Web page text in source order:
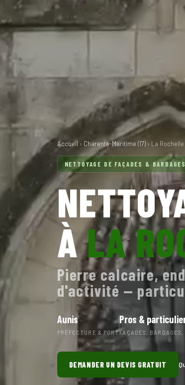
Accueil › Charente-Maritime (17)› La
NETTOYAGE DE FAÇADES &
ÀLA
Pierre calcaire,
d'activité —
Aunis
PRÉFECTURE & PORT
Pros &
FAÇADES,
DEMANDER UN DEVIS GRATUIT